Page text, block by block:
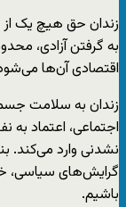
زندان حق هیچ یک از
به گرفتن آزادی،
اقتصادی آن‌ها
زندان به سلامت
اجتماعی، اعتماد
نشدنی وارد می‌کند.
گرایش‌های سیاسی،
باشیم.